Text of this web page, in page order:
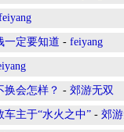
一定要知道 - feiyang
换会怎样？ - 郊游无双
主于“水火之中” - 郊